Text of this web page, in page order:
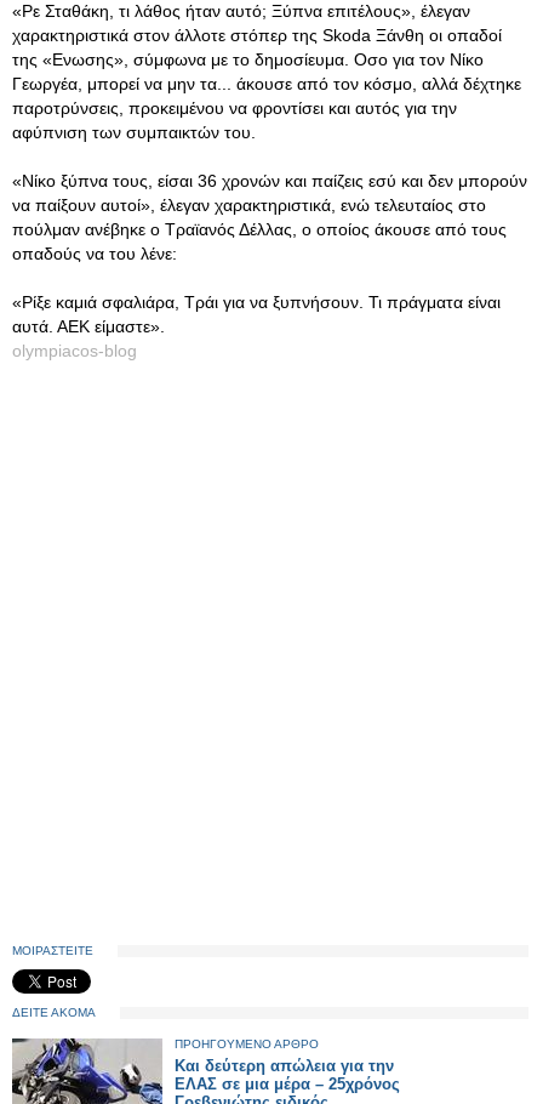
«Ρε Σταθάκη, τι λάθος ήταν αυτό; Ξύπνα επιτέλους», έλεγαν
χαρακτηριστικά στον άλλοτε στόπερ της Skoda Ξάνθη οι οπαδοί
της «Ενωσης», σύμφωνα με το δημοσίευμα. Οσο για τον Νίκο
Γεωργέα, μπορεί να μην τα... άκουσε από τον κόσμο, αλλά δέχτηκε
παροτρύνσεις, προκειμένου να φροντίσει και αυτός για την
αφύπνιση των συμπαικτών του.
«Νίκο ξύπνα τους, είσαι 36 χρονών και παίζεις εσύ και δεν μπορούν
να παίξουν αυτοί», έλεγαν χαρακτηριστικά, ενώ τελευταίος στο
πούλμαν ανέβηκε ο Τραϊανός Δέλλας, ο οποίος άκουσε από τους
οπαδούς να του λένε:
«Ρίξε καμιά σφαλιάρα, Τράι για να ξυπνήσουν. Τι πράγματα είναι
αυτά. ΑΕΚ είμαστε».
olympiacos-blog
ΜΟΙΡΑΣΤΕΙΤΕ
ΔΕΙΤΕ ΑΚΟΜΑ
ΠΡΟΗΓΟΥΜΕΝΟ ΑΡΘΡΟ
Και δεύτερη απώλεια για την
ΕΛΑΣ σε μια μέρα – 25χρόνος